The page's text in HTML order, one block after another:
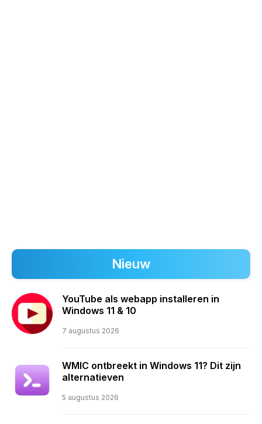
Nieuw
YouTube als webapp installeren in
Windows 11 & 10
7 augustus 2026
WMIC ontbreekt in Windows 11? Dit zijn
alternatieven
5 augustus 2026